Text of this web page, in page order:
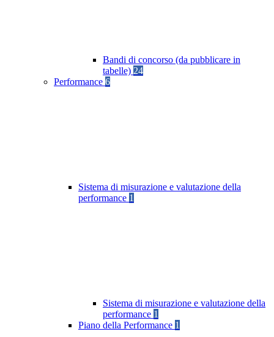
Bandi di concorso (da pubblicare in
tabelle) 24
Performance 6
Sistema di misurazione e valutazione della
performance 1
Sistema di misurazione e valutazione della
performance 1
Piano della Performance 1